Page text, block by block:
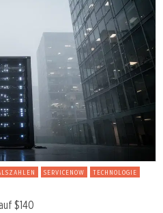
SERVICENOW
TECHNOLOGIE
$140